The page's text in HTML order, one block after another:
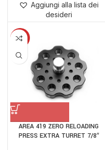
Aggiungi alla lista dei
desideri
-9%
AREA 419 ZERO RELOADING
PRESS EXTRA TURRET 7/8″